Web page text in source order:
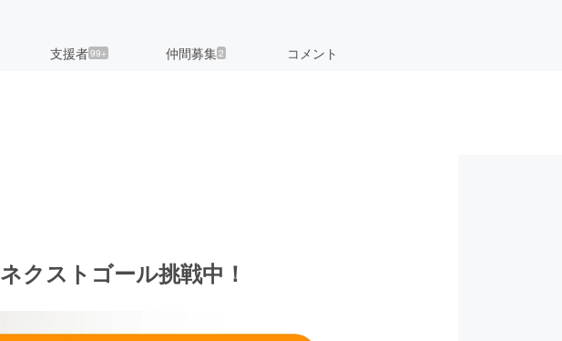
支援者99+ 仲間募集2 コメント
ネクストゴール挑戦中！